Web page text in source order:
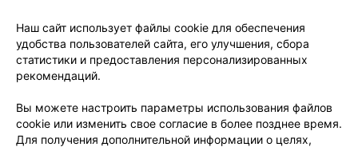
О проекте
Новости проекта
Размещение рекламы
Медицинский маркетинг
Публичный договор
Доставка
Способы оплаты
Вакансии
Партнеры
Написать руководителю 103.by
Наш сайт использует файлы cookie для обеспечения
удобства пользователей сайта, его улучшения, сбора
статистики и предоставления персонализированных
рекомендаций.
Вы можете настроить параметры использования файлов
cookie или изменить свое согласие в более позднее время.
Для получения дополнительной информации о целях,